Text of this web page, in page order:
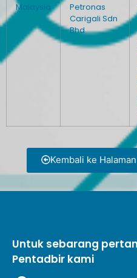
Malaysia
Petronas
Carigali Sdn
Bhd
Kembali ke
Untuk sebarang
Pentadbir kami